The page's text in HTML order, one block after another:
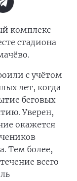
комплекс
стадиона
с учётом
лет, когда
беговых
Уверен,
окажется
Тем более,
всего